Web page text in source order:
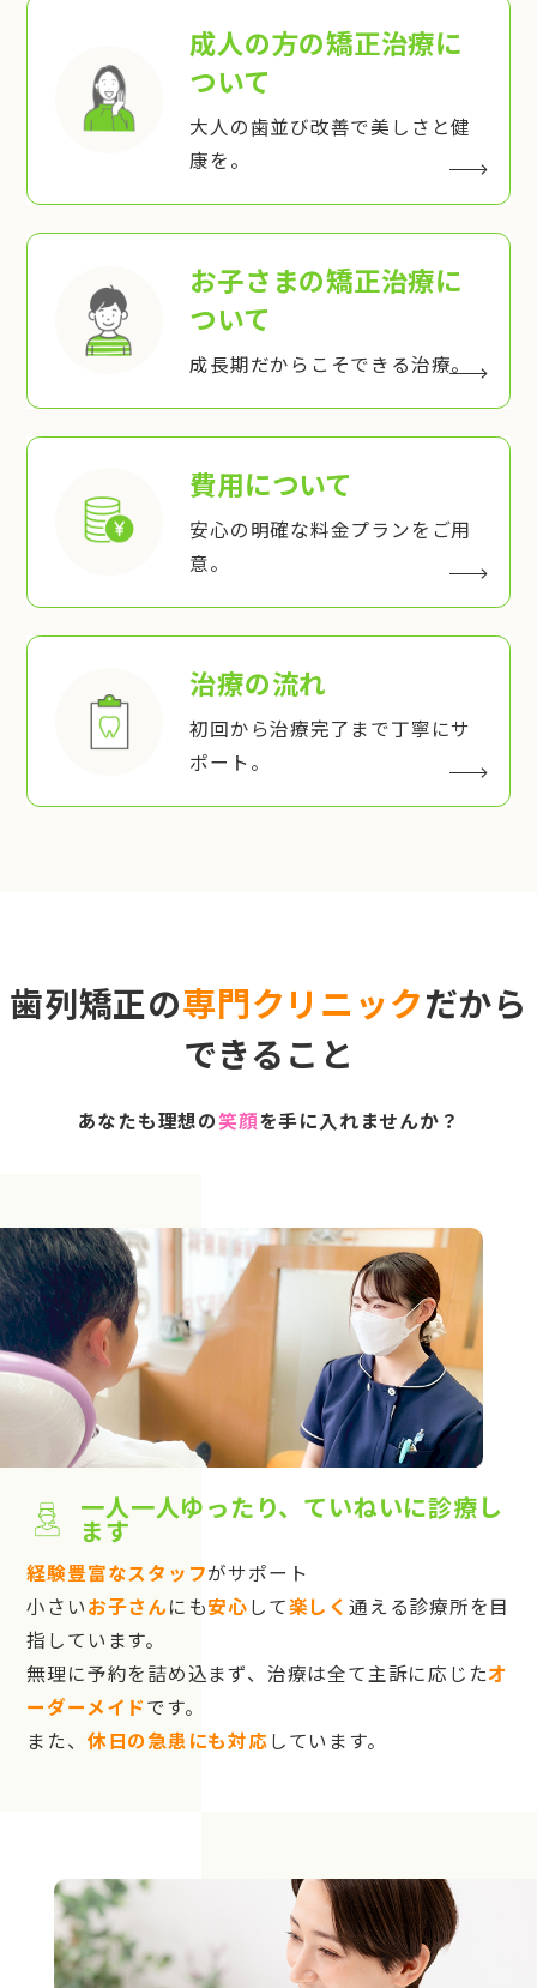
成人の方の矯正治療に
ついて
大人の歯並び改善で美しさと健
康を。
お子さまの矯正治療に
ついて
成長期だからこそできる治療。
費用について
安心の明確な料金プランをご用
意。
治療の流れ
初回から治療完了まで丁寧にサ
ポート。
歯列矯正の専門クリニックだから
できること
あなたも理想の笑顔を手に入れませんか？
一人一人ゆったり、ていねいに診療し
ます
経験豊富なスタッフがサポート
小さいお子さんにも安心して楽しく 通える診療所を目
指しています。
無理に予約を詰め込まず、治療は全て主訴に応じたオ
ーダーメイドです。
また、 休日の急患にも対応しています。